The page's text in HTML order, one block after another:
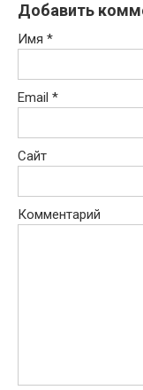
Добавить
Имя *
Email *
Сайт
Комментарий